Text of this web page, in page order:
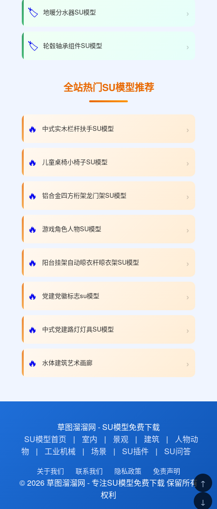
🏷️ 地暖分水器SU模型 ›
🏷️ 轮毂轴承组件SU模型 ›
全站热门SU模型推荐
🔥 中式实木栏杆扶手SU模型 ›
🔥 儿童桌椅小椅子SU模型 ›
🔥 铝合金四方桁架龙门架SU模型 ›
🔥 游戏角色人物SU模型 ›
🔥 阳台挂架自动晾衣杆晾衣架SU模型 ›
🔥 党建党徽标志su模型 ›
🔥 中式党建路灯灯具SU模型 ›
🔥 水体建筑艺术画廊 ›
草图溜溜网 - SU模型免费下载
SU模型首页
| 室内 | 景观 | 建筑 |
人物动
物
| 工业机械 | 场景 | SU插件 | SU问答
关于我们 联系我们 隐私政策 免责声明
© 2026 草图溜溜网 - 专注SU模型免费下载 保留所有
权利
↑
↓